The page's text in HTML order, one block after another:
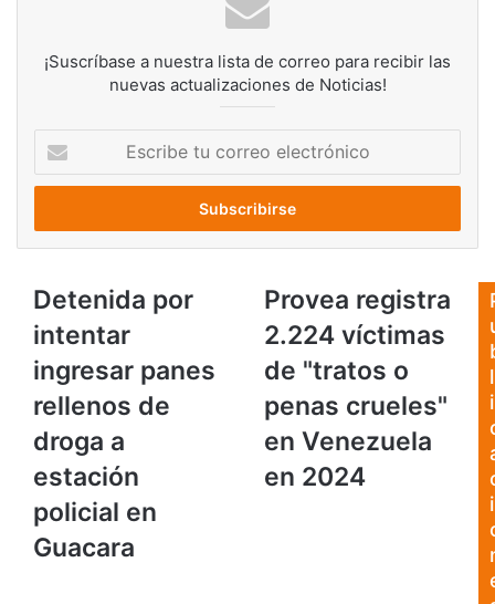
¡Suscríbase a nuestra lista de correo para recibir las
nuevas actualizaciones de Noticias!
correo
Detenida
intentar
ingresar
panes
rellenos
de
droga
a
estación
policial
en
Detenida por
intentar
ingresar panes
rellenos de
droga a
estación
policial en
Guacara
Provea
registra
2.224
víctimas
de
"tratos
o
penas
crueles"
Provea registra
2.224 víctimas
de "tratos o
penas crueles"
en Venezuela
en 2024
l
i
i